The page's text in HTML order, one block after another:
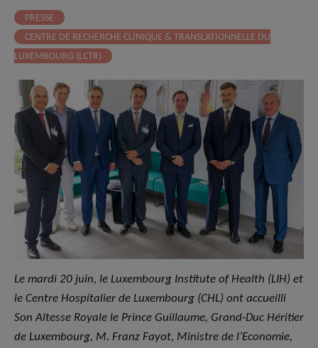
PRESSE
CENTRE DE RECHERCHE CLINIQUE & TRANSLATIONNELLE DU
LUXEMBOURG (LCTR)
Le mardi 20 juin, le Luxembourg Institute of Health (LIH) et
le Centre Hospitalier de Luxembourg (CHL) ont accueilli
Son Altesse Royale le Prince Guillaume, Grand-Duc Héritier
de Luxembourg, M. Franz Fayot, Ministre de l’Economie,